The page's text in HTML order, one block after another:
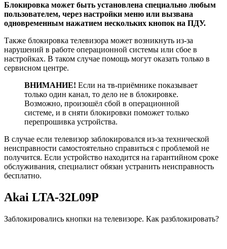
Блокировка может быть установлена специально любым
пользователем, через настройки меню или вызвана
одновременным нажатием нескольких кнопок на ПДУ.
Также блокировка телевизора может возникнуть из-за
нарушений в работе операционной системы или сбое в
настройках. В таком случае помощь могут оказать только в
сервисном центре.
ВНИМАНИЕ! Если на тв-приёмнике показывает
только один канал, то дело не в блокировке.
Возможно, произошёл сбой в операционной
системе, и в сняти блокировки поможет только
перепрошивка устройства.
В случае если телевизор заблокировался из-за технической
неисправности самостоятельно справиться с проблемой не
получится. Если устройство находится на гарантийном сроке
обслуживания, специалист обязан устранить неисправность
бесплатно.
Akai LTA-32L09P
Заблокировались кнопки на телевизоре. Как разблокировать?